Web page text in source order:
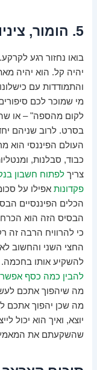
5. הומור, ציניות וקצת מציאות על הדרך
בואו נחזור רגע
יהיה קל. הוא יהיה
והתמודדות עם
מי שמוכר לכם
לקום מהספה" – או
בסרט. לרוב שניהם
העולם הפיננסי הוא
כבוד, סבלנות,
צריךלפתוח חשבון
פקדונות אפילו על
הכלים הפיננסיים
הבסיס הזה הוא
כי להרוויח הרבה זה
החצי השני והחשוב
להשקיע אותו בחכמה.
להבין כמה כסף אפשר
מה שיהפוך אתכם
מה שכן יהפוך אתכם
יוצא, ואיך הוא יכול
שהשקעתם את המאמץ